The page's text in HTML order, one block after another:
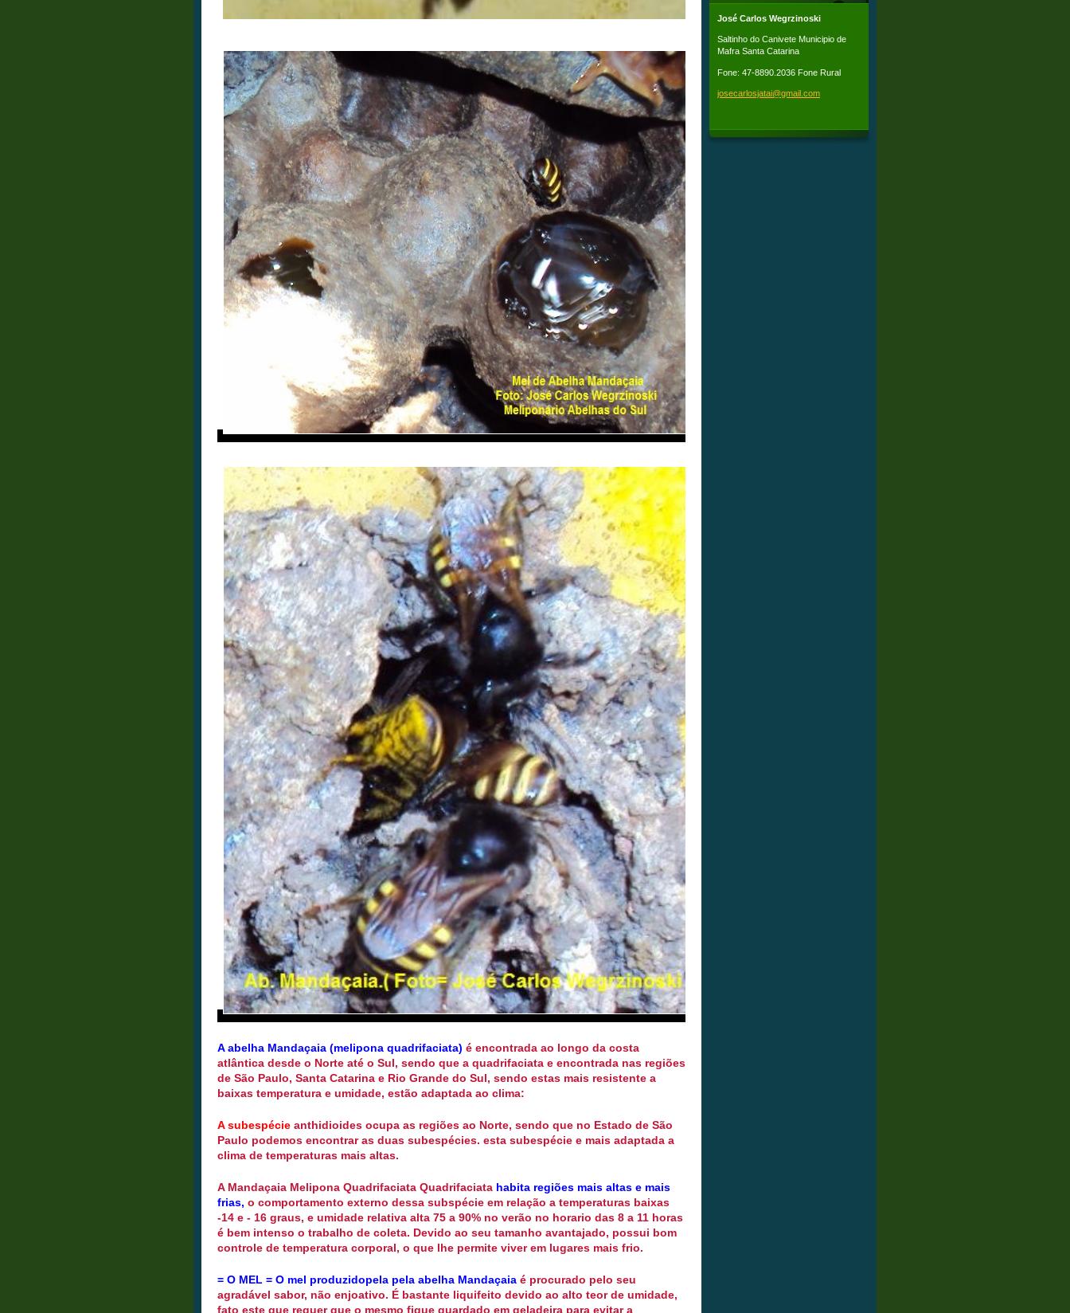
A abelha Mandaçaia (melipona quadrifaciata) é encontrada ao longo da costa
atlântica desde o Norte até o Sul, sendo que a quadrifaciata e encontrada nas regiões
de São Paulo, Santa Catarina e Rio Grande do Sul, sendo estas mais resistente a
baixas temperatura e umidade, estão adaptada ao clima:
A subespécie anthidioides ocupa as regiões ao Norte, sendo que no Estado de São
Paulo podemos encontrar as duas subespécies. esta subespécie e mais adaptada a
clima de temperaturas mais altas.
A Mandaçaia Melipona Quadrifaciata Quadrifaciata habita regiões mais altas e mais
frias, o comportamento externo dessa subspécie em relação a temperaturas baixas
-14 e - 16 graus, e umidade relativa alta 75 a 90% no verão no horario das 8 a 11 horas
é bem intenso o trabalho de coleta. Devido ao seu tamanho avantajado, possui bom
controle de temperatura corporal, o que lhe permite viver em lugares mais frio.
= O MEL = O mel produzidopela pela abelha Mandaçaia é procurado pelo seu
agradável sabor, não enjoativo. É bastante liquifeito devido ao alto teor de umidade,
fato este que requer que o mesmo fique guardado em geladeira para evitar a
José Carlos Wegrzinoski
Saltinho do Canivete Municipio de
Mafra Santa Catarina
Fone: 47-8890.2036 Fone Rural
josecarlosjatai@gmail.com